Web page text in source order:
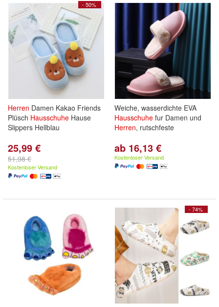
- 50%
Herren Damen Kakao Friends
Plüsch Hausschuhe Hause
Slippers Hellblau
25,99 €
51,98 €
Kostenloser Versand
Weiche, wasserdichte EVA
Hausschuhe fur Damen und
Herren, rutschfeste
ab 16,13 €
Kostenloser Versand
- 74%